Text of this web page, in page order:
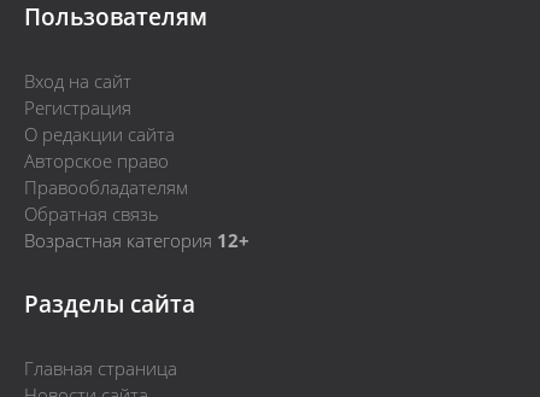
Пользователям
Вход на сайт
Регистрация
О редакции сайта
Авторское право
Правообладателям
Обратная связь
Возрастная категория 12+
Разделы сайта
Главная страница